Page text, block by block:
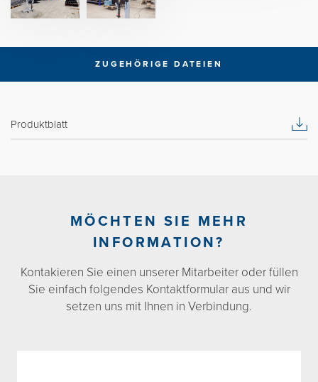
ZUGEHÖRIGE DATEIEN
Produktblatt
MÖCHTEN SIE MEHR
INFORMATION?
Kontakieren Sie einen unserer Mitarbeiter oder füllen
Sie einfach folgendes Kontaktformular aus und wir
setzen uns mit Ihnen in Verbindung.